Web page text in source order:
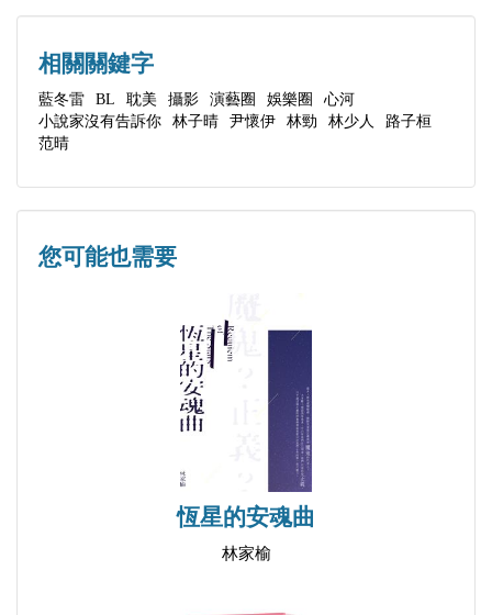
很像鏡子，各自帶著傷痛，逃避著對方，卻又不禁被
彼此吸引，非常精彩。場景描述逼真亮麗，特別是攝
影的橋段，極具畫面感。結尾也收得很甜。」
「每次讀作者的文都會不自覺地屏息，直到最後一個
字才終於舒口氣，十分過癮！」 ──《離水》作者
吳墨
劇，人事物的灰色地帶描寫極富真實感。」──繪
師 心河HeartRiver
「就像一首旋律、歌詞與節奏都恰到好處又十分迷人
的歌曲，非常推薦！」──網路小說作者 c.j.
拜讀完本部故事，流暢簡練的文筆在我腦中化為一幕
幕自動放映的電視劇，人事物的灰色地帶描寫極富真
實感。覺得小藍能夠寫文真是太好了。
噗浪｜www.plurk.com/Heart_River
個人頁面｜rospray.wixsite.com/heartriver
聯絡信箱｜rospray@gmail.com
第二部 林勁
12 吻遍你
13 腥風血雨的初戀
14 國王圍城
16 分手的決心
18 攤牌時刻
20 最後一曲
21 回到你身邊
22 定情這一刻
23 交出我的心
番外（上） 幸運蛋糕
番外（下） 穿上你送的禮物
相關關鍵字
藍冬雷 BL 耽美 攝影 演藝圈 娛樂圈
心河
小說家沒有告訴你
林子晴 尹懷伊 林勁 林少人
路子桓
范晴
您可能也需要
恆星的安魂曲
林家榆